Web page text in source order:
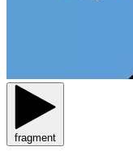
fragment